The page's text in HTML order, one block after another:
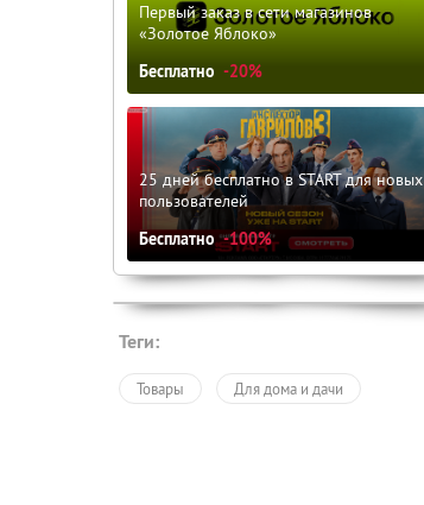
Первый заказ в сети магазинов
«Золотое Яблоко»
Бесплатно -20%
25 дней бесплатно в START для новых
пользователей
Бесплатно -100%
Теги:
Товары Для дома и дачи